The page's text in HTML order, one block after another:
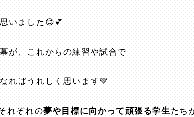
いました😌💕
が、これからの練習や試合で
ればうれしく思います💚
れぞれの夢や目標に向かって頑張る学生 たち